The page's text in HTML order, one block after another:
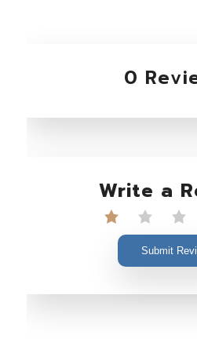
0
Write a
Submit